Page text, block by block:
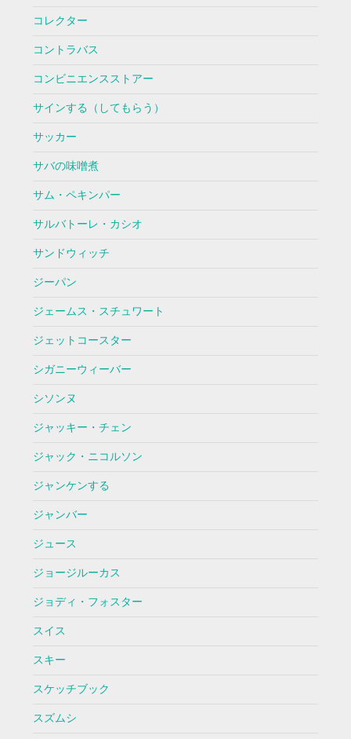
コレクター
コントラバス
コンビニエンスストアー
サインする（してもらう）
サッカー
サバの味噌煮
サム・ペキンパー
サルバトーレ・カシオ
サンドウィッチ
ジーパン
ジェームス・スチュワート
ジェットコースター
シガニーウィーバー
シソンヌ
ジャッキー・チェン
ジャック・ニコルソン
ジャンケンする
ジャンバー
ジュース
ジョージルーカス
ジョディ・フォスター
スイス
スキー
スケッチブック
スズムシ